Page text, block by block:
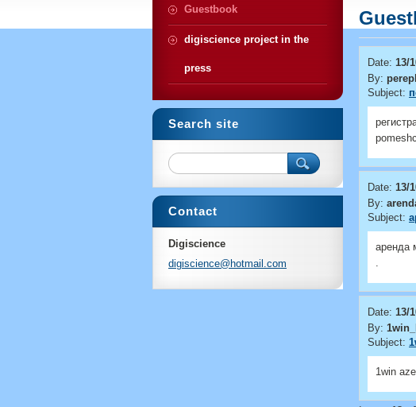
Date: 13/
By:
Subject:
Date: 13/
By:
Subject:
аренда
.
Date: 13/
By:
Subject:
1win
Guestbook
digiscience project in the
press
Search site
Contact
Digiscience
digiscience@hotmail.com